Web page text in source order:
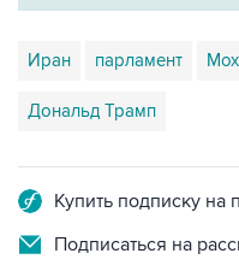
Иран парламент
Дональд Трамп
Купить подписку
Подписаться на